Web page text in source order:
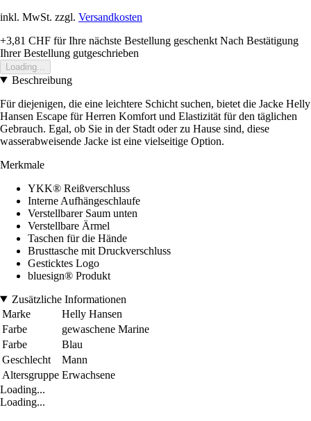
inkl. MwSt. zzgl. Versandkosten
+3,81 CHF für Ihre nächste Bestellung geschenkt Nach Bestätigung
Ihrer Bestellung gutgeschrieben
Loading...
Beschreibung
Für diejenigen, die eine leichtere Schicht suchen, bietet die Jacke Helly
Hansen Escape für Herren Komfort und Elastizität für den täglichen
Gebrauch. Egal, ob Sie in der Stadt oder zu Hause sind, diese
wasserabweisende Jacke ist eine vielseitige Option.
Merkmale
YKK® Reißverschluss
Interne Aufhängeschlaufe
Verstellbarer Saum unten
Verstellbare Ärmel
Taschen für die Hände
Brusttasche mit Druckverschluss
Gesticktes Logo
bluesign® Produkt
Zusätzliche Informationen
Marke
Helly Hansen
Farbe
gewaschene Marine
Farbe
Blau
Geschlecht
Mann
Altersgruppe Erwachsene
Loading...
Loading...